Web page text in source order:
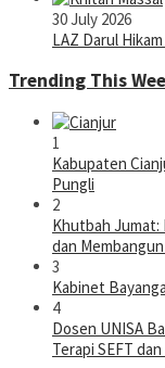
30 July 2026
LAZ Darul
Trending This
1
Kabupaten
Pungli
2
Khutbah Jumat:
dan
3
Kabinet
4
Dosen UNISA
Terapi SEFT